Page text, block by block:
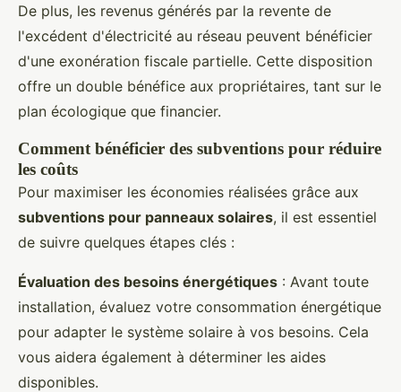
De plus, les revenus générés par la revente de
l'excédent d'électricité au réseau peuvent bénéficier
d'une exonération fiscale partielle. Cette disposition
offre un double bénéfice aux propriétaires, tant sur le
plan écologique que financier.
Comment bénéficier des subventions pour réduire
les coûts
Pour maximiser les économies réalisées grâce aux
subventions pour panneaux solaires, il est essentiel
de suivre quelques étapes clés :
Évaluation des besoins énergétiques : Avant toute
installation, évaluez votre consommation énergétique
pour adapter le système solaire à vos besoins. Cela
vous aidera également à déterminer les aides
disponibles.